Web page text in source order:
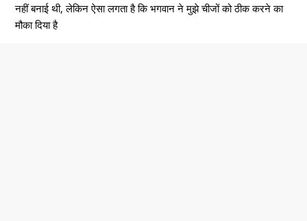
नहीं बनाई थी, लेकिन ऐसा लगता है कि भगवान ने मुझे चीजों को ठीक करने का
मौका दिया है